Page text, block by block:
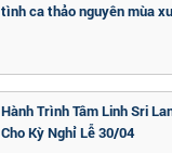
tình ca thảo nguyên mùa
Hành Trình Tâm Linh Sri
Cho Kỳ Nghỉ Lễ 30/04